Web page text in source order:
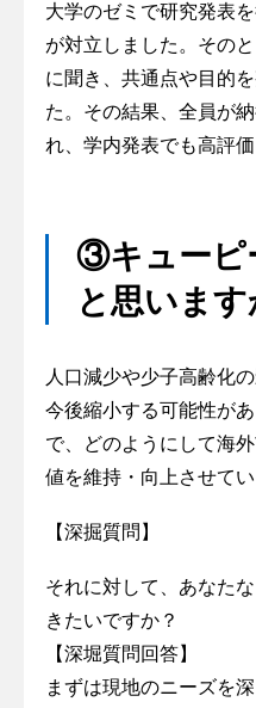
大学のゼミで研究発表
が対立しました。その
に聞き、共通点や目的
た。その結果、全員が
れ、学内発表でも高評
③キューピ
と思います
人口減少や少子高齢化
今後縮小する可能性が
で、どのようにして海
値を維持・向上させて
【深掘質問】
それに対して、あなた
きたいですか？
【深堀質問回答】
まずは現地のニーズを